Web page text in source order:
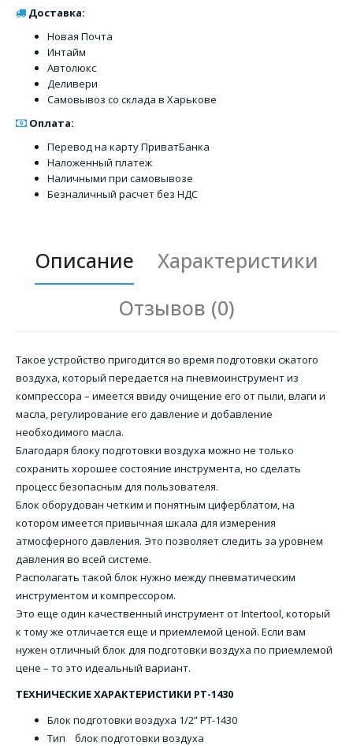
Доставка:
Новая Почта
Интайм
Автолюкс
Деливери
Самовывоз со склада в Харькове
Оплата:
Перевод на карту ПриватБанка
Наложенный платеж
Наличными при самовывозе
Безналичный расчет без НДС
Описание
Характеристики
Отзывов (0)
Такое устройство пригодится во время подготовки сжатого
воздуха, который передается на пневмоинструмент из
компрессора – имеется ввиду очищение его от пыли, влаги и
масла, регулирование его давление и добавление
необходимого масла.
Благодаря блоку подготовки воздуха можно не только
сохранить хорошее состояние инструмента, но сделать
процесс безопасным для пользователя.
Блок оборудован четким и понятным циферблатом, на
котором имеется привычная шкала для измерения
атмосферного давления. Это позволяет следить за уровнем
давления во всей системе.
Располагать такой блок нужно между пневматическим
инструментом и компрессором.
Это еще один качественный инструмент от Intertool, который
к тому же отличается еще и приемлемой ценой. Если вам
нужен отличный блок для подготовки воздуха по приемлемой
цене – то это идеальный вариант.
ТЕХНИЧЕСКИЕ ХАРАКТЕРИСТИКИ PT-1430
Блок подготовки воздуха 1/2” PT-1430
Тип блок подготовки воздуха